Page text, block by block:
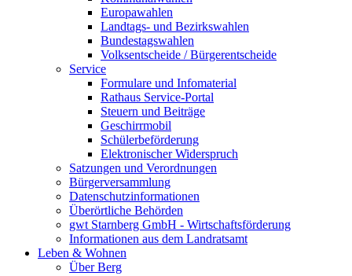
Europawahlen
Landtags- und Bezirkswahlen
Bundestagswahlen
Volksentscheide / Bürgerentscheide
Service
Formulare und Infomaterial
Rathaus Service-Portal
Steuern und Beiträge
Geschirrmobil
Schülerbeförderung
Elektronischer Widerspruch
Satzungen und Verordnungen
Bürgerversammlung
Datenschutzinformationen
Überörtliche Behörden
gwt Starnberg GmbH - Wirtschaftsförderung
Informationen aus dem Landratsamt
Leben & Wohnen
Über Berg